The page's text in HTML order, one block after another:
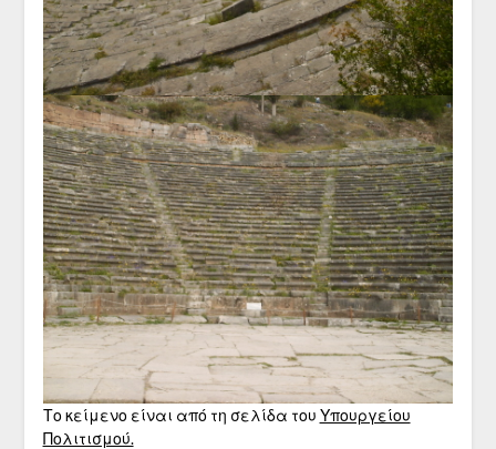
Το κείμενο είναι από τη σελίδα του Υπουργείου
Πολιτισμού.